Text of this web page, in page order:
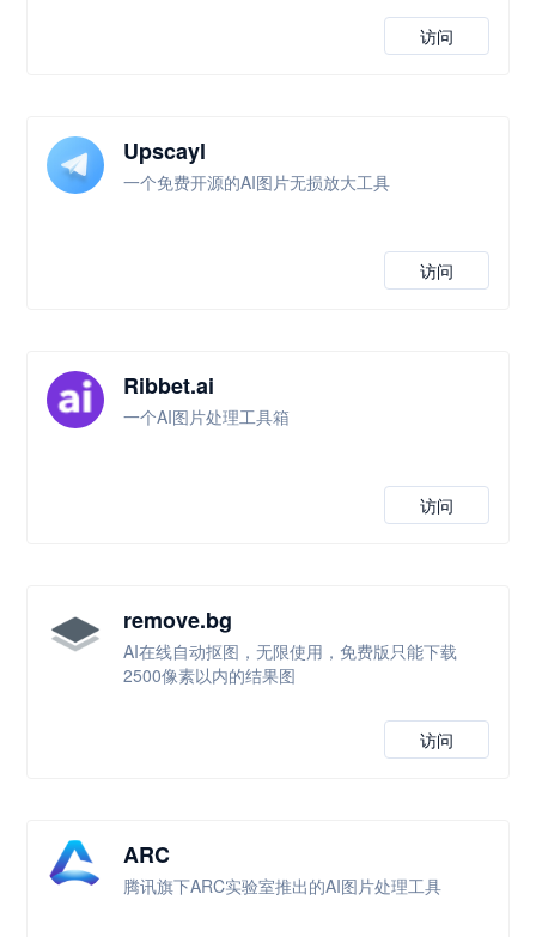
访问
Upscayl
一个免费开源的AI图片无损放大工具
访问
Ribbet.ai
一个AI图片处理工具箱
访问
remove.bg
AI在线自动抠图，无限使用，免费版只能下载
2500像素以内的结果图
访问
ARC
腾讯旗下ARC实验室推出的AI图片处理工具